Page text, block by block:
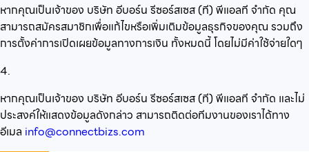
หากคุณเป็นเจ้าของ บริษัท อีบอร์น รีซอร์สเซส (ที) พีแอลที จำกัด คุณ
สามารถสมัครสมาชิกเพื่อแก้ไขหรือเพิ่มเติมข้อมูลธุรกิจของคุณ รวมถึง
การตั้งค่าการเปิดเผยข้อมูลทางการเงิน ทั้งหมดนี้ โดยไม่มีค่าใช้จ่ายใดๆ
4.
หากคุณเป็นเจ้าของ บริษัท อีบอร์น รีซอร์สเซส (ที) พีแอลที จำกัด และไม่
ประสงค์ให้แสดงข้อมูลดังกล่าว สามารถติดต่อทีมงานของเราได้ทาง
อีเมล info@connectbizs.com